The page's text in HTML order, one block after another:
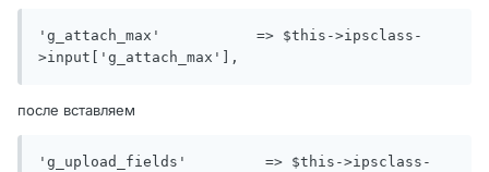
'g_attach_max'		 => $this->ipsclass-
>input['g_attach_max'],
после вставляем
'g_upload_fields'	  => $this->ipsclass-